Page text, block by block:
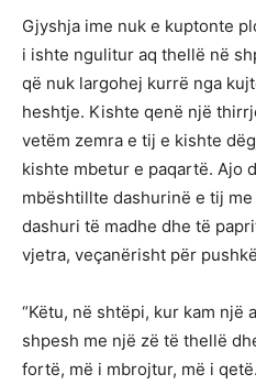
Gjyshja ime nuk e kuptonte
i ishte ngulitur aq thellë në
që nuk largohej kurrë nga
heshtje. Kishte qenë një
vetëm zemra e tij e kishte
kishte mbetur e paqartë. Ajo
mbështillte dashurinë e tij
dashuri të madhe dhe të
vjetra, veçanërisht për
“Këtu, në shtëpi, kur kam një
shpesh me një zë të thellë
fortë, më i mbrojtur, më i